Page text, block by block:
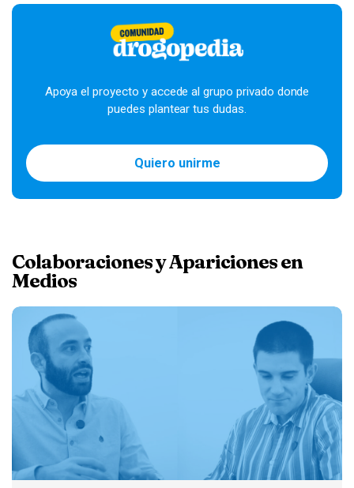
Apoya el proyecto y accede al grupo privado donde
puedes plantear tus dudas.
Quiero unirme
Colaboraciones y Apariciones en
Medios